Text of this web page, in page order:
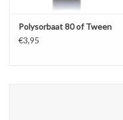
Polysorbaat 80 of Tween
€3,95